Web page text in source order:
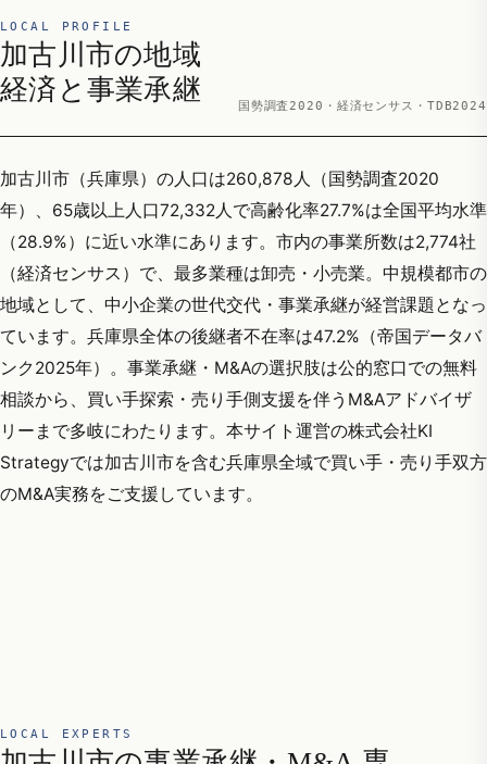
LOCAL PROFILE
加古川市の地域
経済と事業承継
国勢調査2020・経済センサス・TDB2024
加古川市（兵庫県）の人口は260,878人（国勢調査2020
年）、65歳以上人口72,332人で高齢化率27.7%は全国平均水準
（28.9%）に近い水準にあります。市内の事業所数は2,774社
（経済センサス）で、最多業種は卸売・小売業。中規模都市の
地域として、中小企業の世代交代・事業承継が経営課題となっ
ています。兵庫県全体の後継者不在率は47.2%（帝国データバ
ンク2025年）。事業承継・M&Aの選択肢は公的窓口での無料
相談から、買い手探索・売り手側支援を伴うM&Aアドバイザ
リーまで多岐にわたります。本サイト運営の株式会社KI
Strategyでは加古川市を含む兵庫県全域で買い手・売り手双方
のM&A実務をご支援しています。
LOCAL EXPERTS